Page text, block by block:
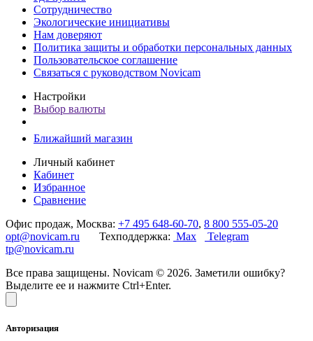
Сотрудничество
Экологические инициативы
Нам доверяют
Политика защиты и обработки персональных данных
Пользовательское соглашение
Связаться с руководством Novicam
Настройки
Выбор валюты
Ближайший магазин
Личный кабинет
Кабинет
Избранное
Сравнение
Офис продаж, Москва: +7 495 648-60-70, 8 800 555-05-20
opt@novicam.ru Техподдержка: Max
Telegram
tp@novicam.ru
Все права защищены. Novicam © 2026. Заметили ошибку?
Выделите ее и нажмите Ctrl+Enter.
Авторизация